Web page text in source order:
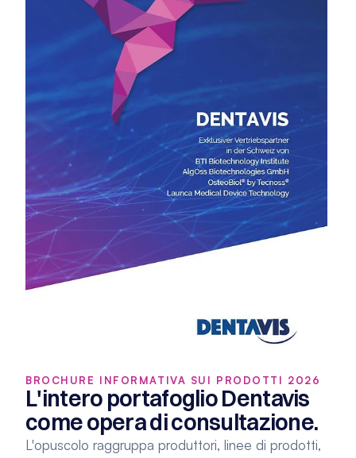
BROCHURE INFORMATIVA SUI PRODOTTI 2026
L'intero portafoglio Dentavis
come opera di consultazione.
L'opuscolo raggruppa produttori, linee di prodotti,